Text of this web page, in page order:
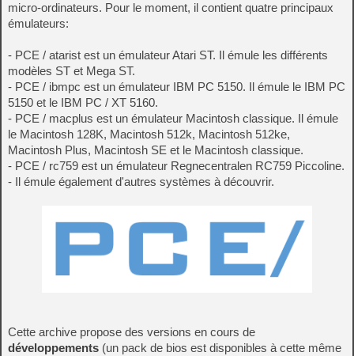
micro-ordinateurs. Pour le moment, il contient quatre principaux
émulateurs:
- PCE / atarist est un émulateur Atari ST. Il émule les différents
modèles ST et Mega ST.
- PCE / ibmpc est un émulateur IBM PC 5150. Il émule le IBM PC
5150 et le IBM PC / XT 5160.
- PCE / macplus est un émulateur Macintosh classique. Il émule
le Macintosh 128K, Macintosh 512k, Macintosh 512ke,
Macintosh Plus, Macintosh SE et le Macintosh classique.
- PCE / rc759 est un émulateur Regnecentralen RC759 Piccoline.
- Il émule également d'autres systèmes à découvrir.
Cette archive propose des versions en cours de
développements (un pack de bios est disponibles à cette même